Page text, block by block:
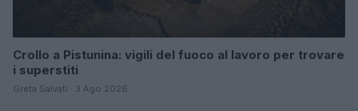
Crollo a Pistunina: vigili del fuoco al lavoro per trovare
i superstiti
Greta Salvati · 3 Ago 2026